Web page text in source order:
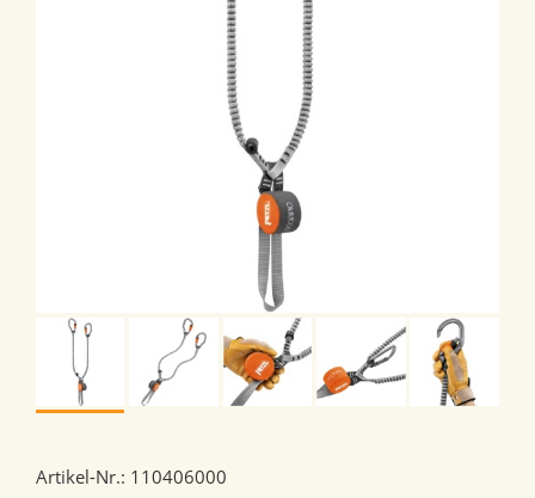
Artikel-Nr.: 110406000